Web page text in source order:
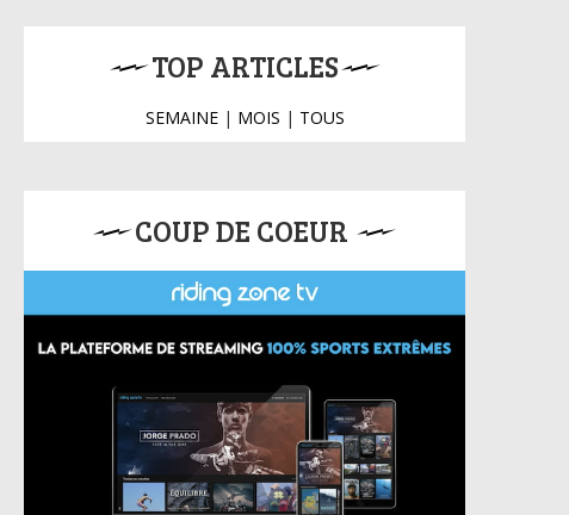
TOP ARTICLES
SEMAINE| MOIS | TOUS
COUP DE COEUR